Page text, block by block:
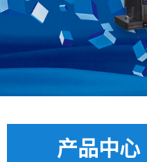
产品中心